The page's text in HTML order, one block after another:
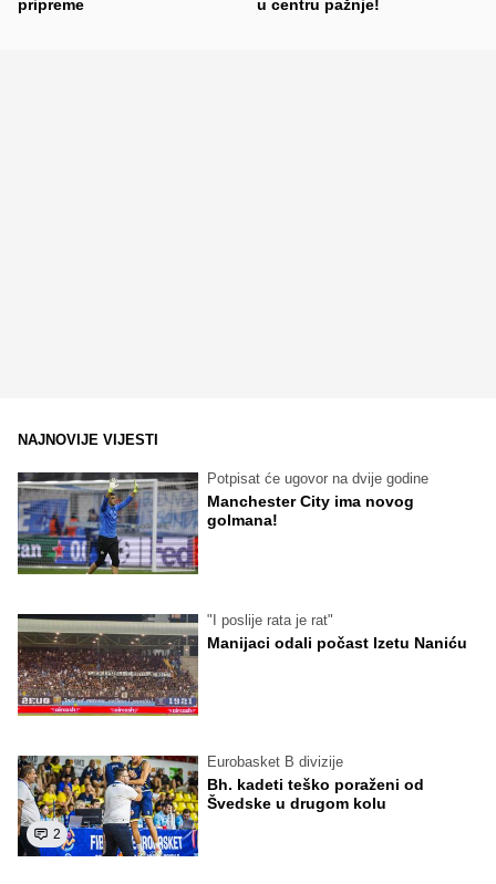
pripreme
u centru pažnje!
NAJNOVIJE VIJESTI
Potpisat će ugovor na dvije godine
Manchester City ima novog
golmana!
"I poslije rata je rat"
Manijaci odali počast Izetu Naniću
2
Eurobasket B divizije
Bh. kadeti teško poraženi od
Švedske u drugom kolu